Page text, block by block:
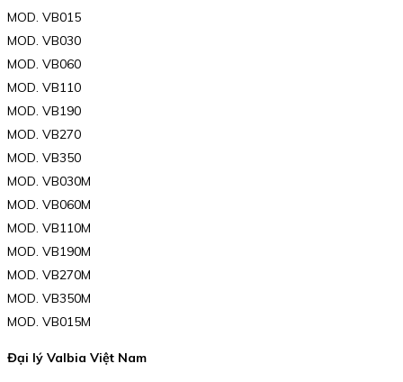
MOD. VB015
MOD. VB030
MOD. VB060
MOD. VB110
MOD. VB190
MOD. VB270
MOD. VB350
MOD. VB030M
MOD. VB060M
MOD. VB110M
MOD. VB190M
MOD. VB270M
MOD. VB350M
MOD. VB015M
Đại lý Valbia Việt Nam